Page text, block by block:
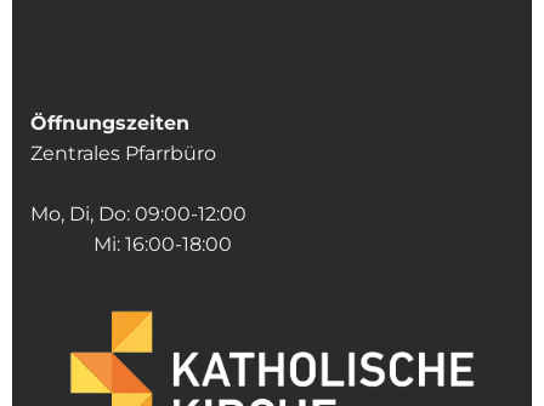
Öffnungszeiten
Zentrales Pfarrbüro
Mo, Di, Do: 09:00-12:00
Mi: 16:00-18:00